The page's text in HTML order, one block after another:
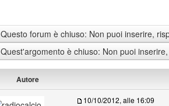
Questo forum è chiuso: Non puoi inserire,
Quest'argomento è chiuso: Non puoi
Autore
10/10/2012, alle 16:09